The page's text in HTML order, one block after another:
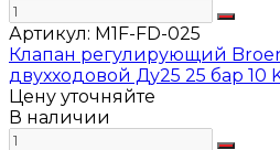
Артикул: M1F-FD-025
Клапан регулирующий
двухходовой Ду25 25 бар 10
Цену уточняйте
В наличии